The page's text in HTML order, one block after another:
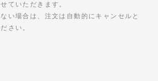
ていただきます。
い場合は、注文は自動的にキャンセルと
さい。